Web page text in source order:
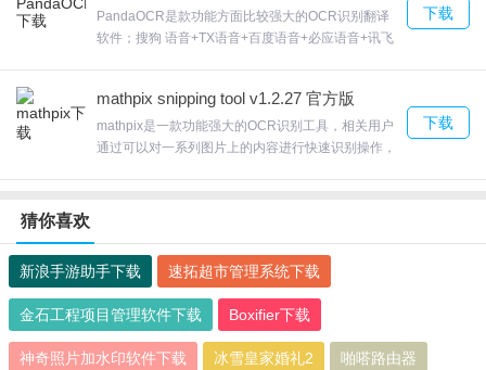
的音频文件提取转换为MP，AAC、WAV、AC，
M4A、WMA等格式，例如可以从影片中提取您喜爱
验
PandaOCR是款功能方面比较强大的OCR识别翻译
软件；搜狗 语音+TX语音+百度语音+必应语音+讯飞
翻译方面也比较的强大，不过建议使用谷歌翻译，欢
迎来合众软件园下载体验。
下载
mathpix snipping tool v1.2.27 官方版
mathpix是一款功能强大的OCR识别工具，相关用户
通过可以对一系列图片上的内容进行快速识别操作，
下载
猜你喜欢
新浪手游助手下载 速拓超市管理系统下载
金石工程项目管理软件下载 Boxifier下载
神奇照片加水印软件下载 冰雪皇家婚礼2 啪嗒路由器